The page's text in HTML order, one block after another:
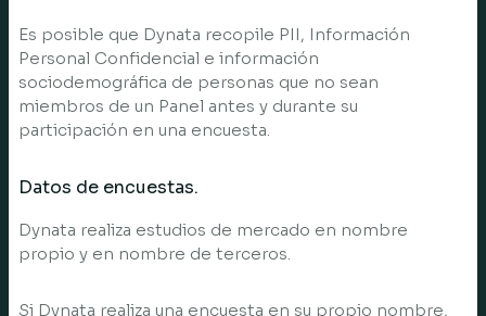
Es posible que Dynata recopile PII, Información
Personal Confidencial e información
sociodemográfica de personas que no sean
miembros de un Panel antes y durante su
participación en una encuesta.
Datos de encuestas.
Dynata realiza estudios de mercado en nombre
propio y en nombre de terceros.
Si Dynata realiza una encuesta en su propio nombre,